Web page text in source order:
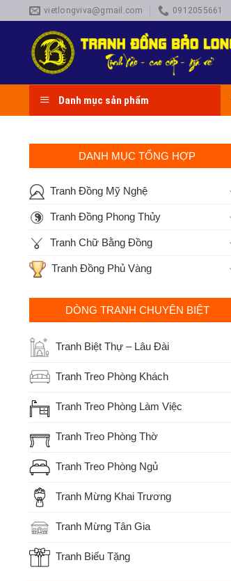
to
vietlongviva@gmail.com 0912055661
Danh mục sản phẩm
DANH MỤC TỔNG HỢP
Tranh Đồng Mỹ Nghệ
Tranh Đồng Phong Thủy
Tranh Chữ Bằng Đồng
Tranh Đồng Phủ Vàng
DÒNG TRANH CHUYÊN BIỆT
Tranh Biệt Thự – Lâu Đài
Tranh Treo Phòng Khách
Tranh Treo Phòng Làm Việc
Tranh Treo Phòng Thờ
Tranh Treo Phòng Ngủ
Tranh Mừng Khai Trương
Tranh Mừng Tân Gia
Tranh Biếu Tặng